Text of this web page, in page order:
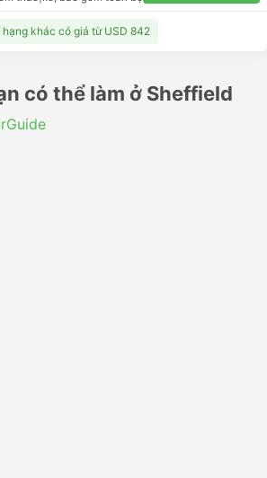
hạng khác có giá từ USD 842
có thể làm ở Sheffield